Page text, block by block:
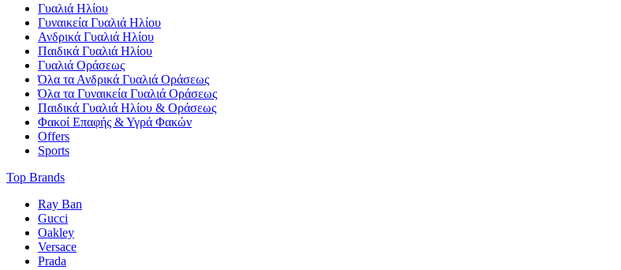
Γυαλιά Ηλίου
Γυναικεία Γυαλιά Ηλίου
Ανδρικά Γυαλιά Ηλίου
Παιδικά Γυαλιά Ηλίου
Γυαλιά Οράσεως
Όλα τα Ανδρικά Γυαλιά Οράσεως
Όλα τα Γυναικεία Γυαλιά Οράσεως
Παιδικά Γυαλιά Ηλίου & Οράσεως
Φακοί Επαφής & Υγρά Φακών
Offers
Sports
Top Brands
Ray Ban
Gucci
Oakley
Versace
Prada